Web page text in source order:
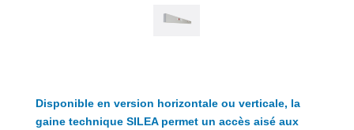
Disponible en version horizontale ou verticale, la
gaine technique SILEA permet un accès aisé aux